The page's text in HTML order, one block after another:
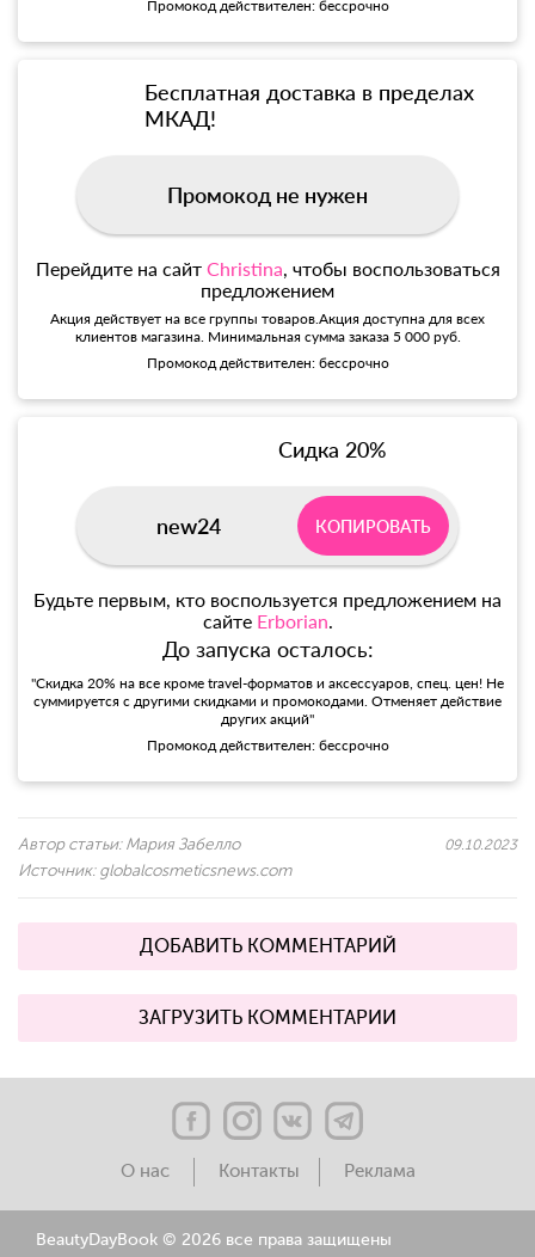
Промокод действителен: бессрочно
Бесплатная доставка в пределах
МКАД!
Промокод не нужен
Перейдите на сайт Christina, чтобы воспользоваться
предложением
Акция действует на все группы товаров.Акция доступна для всех
клиентов магазина. Минимальная сумма заказа 5 000 руб.
Промокод действителен: бессрочно
Сидка 20%
new24 КОПИРОВАТЬ
Будьте первым, кто воспользуется предложением на
сайте Erborian.
До запуска осталось:
"Скидка 20% на все кроме travel-форматов и аксессуаров, спец. цен! Не
суммируется с другими скидками и промокодами. Отменяет действие
других акций"
Промокод действителен: бессрочно
Автор статьи: Мария Забелло
Источник: globalcosmeticsnews.com
09.10.2023
ДОБАВИТЬ КОММЕНТАРИЙ
ЗАГРУЗИТЬ КОММЕНТАРИИ
О нас Контакты Реклама
BeautyDayBook © 2026 все права защищены